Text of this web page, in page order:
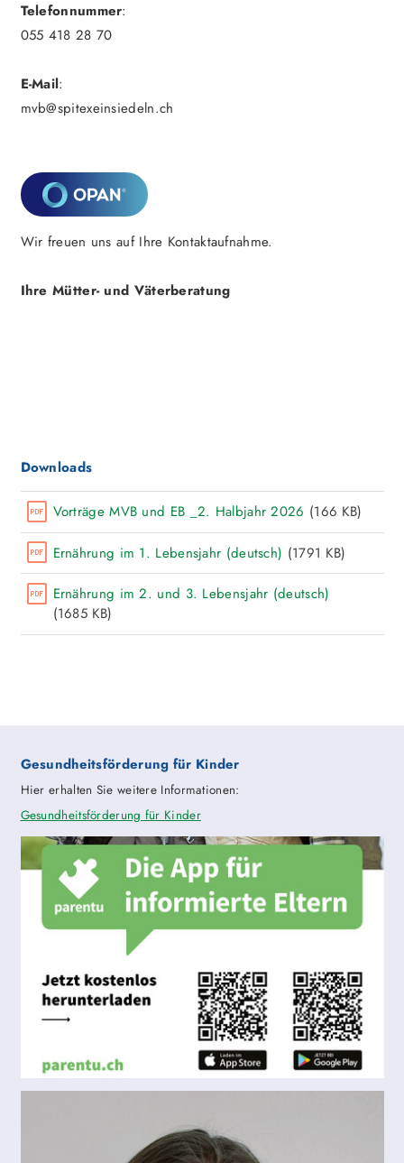
Telefonnummer:
055 418 28 70
E-Mail:
mvb@spitexeinsiedeln.ch
Wir freuen uns auf Ihre Kontaktaufnahme.
Ihre Mütter- und Väterberatung
Downloads
Vorträge MVB und EB _2. Halbjahr 2026 (166 KB)
Ernährung im 1. Lebensjahr (deutsch) (1791 KB)
Ernährung im 2. und 3. Lebensjahr (deutsch)
(1685 KB)
Gesundheitsförderung für Kinder
Hier erhalten Sie weitere Informationen:
Gesundheitsförderung für Kinder